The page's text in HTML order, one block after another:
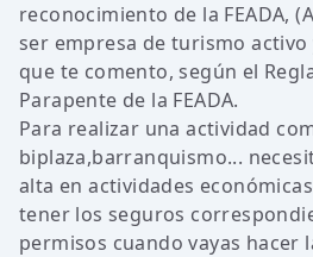
reconocimiento de la FEADA,
ser empresa de turismo
que te comento, según el
Parapente de la FEADA.
Para realizar una actividad
biplaza,barranquismo...
alta en actividades
tener los seguros
permisos cuando vayas hacer